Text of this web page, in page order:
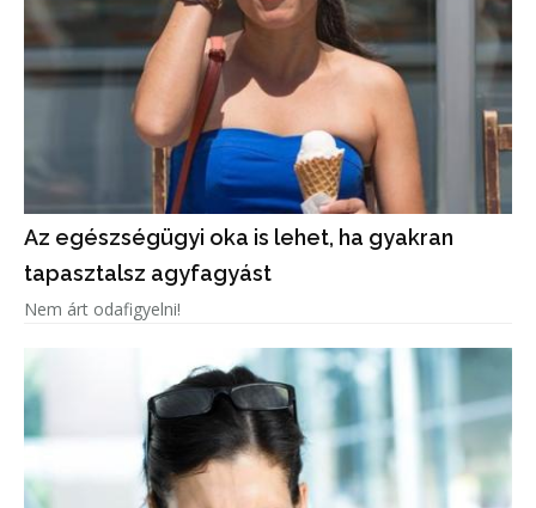
Az egészségügyi oka is lehet, ha gyakran
tapasztalsz agyfagyást
Nem árt odafigyelni!